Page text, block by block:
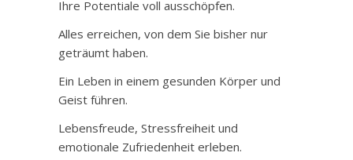
Ihre Potentiale voll ausschöpfen.
Alles erreichen, von dem Sie bisher nur
geträumt haben.
Ein Leben in einem gesunden Körper und
Geist führen.
Lebensfreude, Stressfreiheit und
emotionale Zufriedenheit erleben.